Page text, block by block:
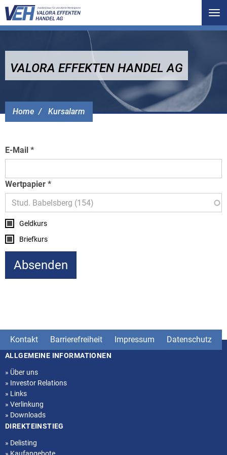
Home Kursalarm
VALORA EFFEKTEN HANDEL AG
E-Mail
Wertpapier
Geldkurs
Briefkurs
Kontakt Barrierefreiheit Impressum Datenschutz
Seitenstruktur
ALLGEMEINE INFORMATIONEN
» Über uns
» Investor Relations
» Links
» Verlinkung
» Downloads
DIREKTEINSTIEG
» Delisting